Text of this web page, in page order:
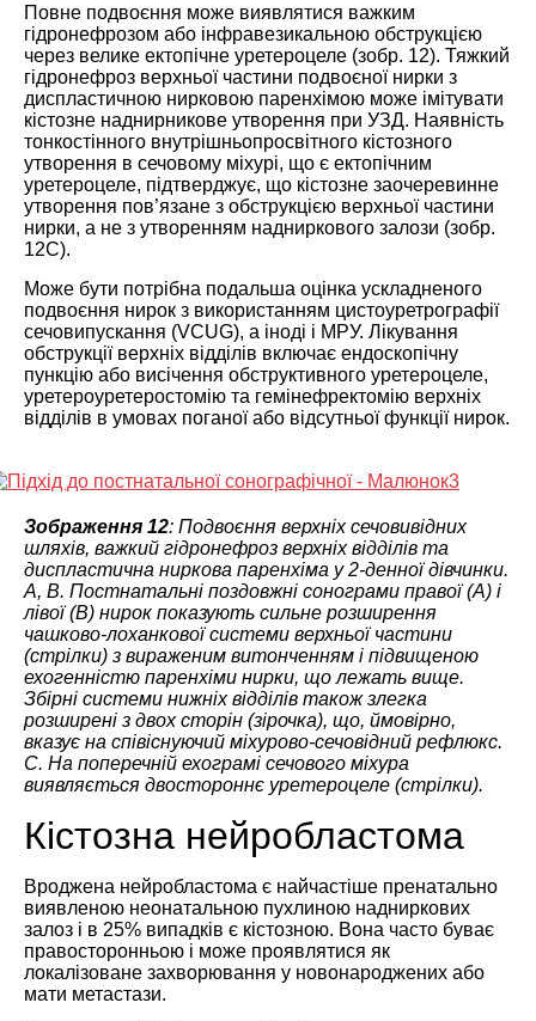
Повне подвоєння може виявлятися важким
гідронефрозом або інфравезикальною обструкцією
через велике ектопічне уретероцеле (зобр. 12). Тяжкий
гідронефроз верхньої частини подвоєної нирки з
диспластичною нирковою паренхімою може імітувати
кістозне наднирникове утворення при УЗД. Наявність
тонкостінного внутрішньопросвітного кістозного
утворення в сечовому міхурі, що є ектопічним
уретероцеле, підтверджує, що кістозне заочеревинне
утворення пов’язане з обструкцією верхньої частини
нирки, а не з утворенням надниркового залози (зобр.
12С).
Може бути потрібна подальша оцінка ускладненого
подвоєння нирок з використанням цистоуретрографії
сечовипускання (VCUG), а іноді і МРУ. Лікування
обструкції верхніх відділів включає ендоскопічну
пункцію або висічення обструктивного уретероцеле,
уретероуретеростомію та гемінефректомію верхніх
відділів в умовах поганої або відсутньої функції нирок.
Зображення 12: Подвоєння верхніх сечовивідних
шляхів, важкий гідронефроз верхніх відділів та
диспластична ниркова паренхіма у 2-денної дівчинки.
A, B. Постнатальні поздовжні сонограми правої (A) і
лівої (B) нирок показують сильне розширення
чашково-лоханкової системи верхньої частини
(стрілки) з вираженим витонченням і підвищеною
ехогенністю паренхіми нирки, що лежать вище.
Збірні системи нижніх відділів також злегка
розширені з двох сторін (зірочка), що, ймовірно,
вказує на співіснуючий міхурово-сечовідний рефлюкс.
C. На поперечній ехограмі сечового міхура
виявляється двостороннє уретероцеле (стрілки).
Кістозна нейробластома
Вроджена нейробластома є найчастіше пренатально
виявленою неонатальною пухлиною надниркових
залоз і в 25% випадків є кістозною. Вона часто буває
правосторонньою і може проявлятися як
локалізоване захворювання у новонароджених або
мати метастази.